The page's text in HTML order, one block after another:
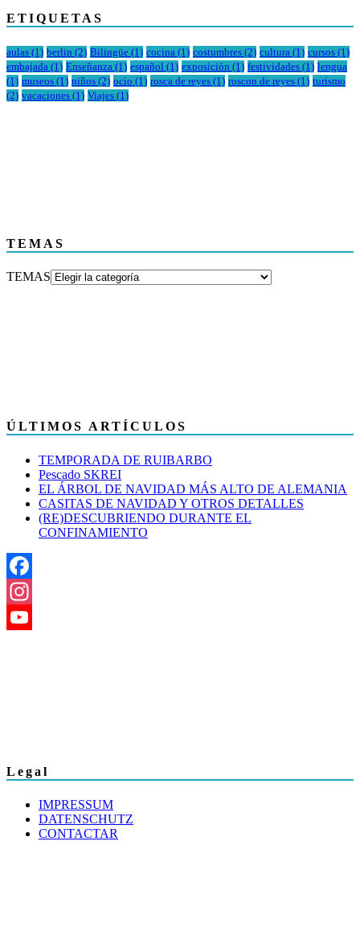
ETIQUETAS
aulas (1) berlin (2) Bilingüe (1) cocina (1) costumbres (2) cultura (1) cursos (1)
embajada (1) Enseñanza (1) español (1) exposición (1) festividades (1) lengua
(1) museos (1) niños (2) ocio (1) rosca de reyes (1) roscon de reyes (1) turismo
(2) vacaciones (1) Viajes (1)
TEMAS
TEMAS
ÚLTIMOS ARTÍCULOS
TEMPORADA DE RUIBARBO
Pescado SKREI
EL ÁRBOL DE NAVIDAD MÁS ALTO DE ALEMANIA
CASITAS DE NAVIDAD Y OTROS DETALLES
(RE)DESCUBRIENDO DURANTE EL
CONFINAMIENTO
Facebook
Instagram
Legal
IMPRESSUM
DATENSCHUTZ
CONTACTAR